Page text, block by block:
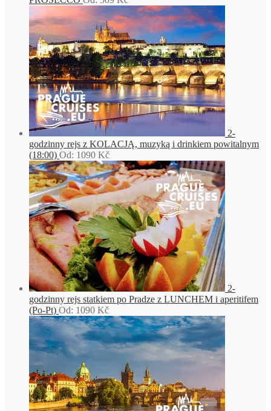
2-
godzinny rejs z KOLACJĄ, muzyką i drinkiem powitalnym
(18:00) Od: 1090 Kč
2-
godzinny rejs statkiem po Pradze z LUNCHEM i aperitifem
(Po-Pt) Od: 1090 Kč